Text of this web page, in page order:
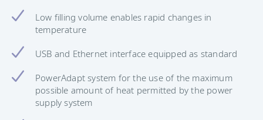
Low filling volume enables rapid changes in
temperature
USB and Ethernet interface equipped as standard
PowerAdapt system for the use of the maximum
possible amount of heat permitted by the power
supply system